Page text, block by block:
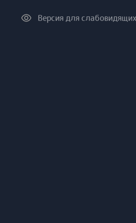
Версия для слабовидящих